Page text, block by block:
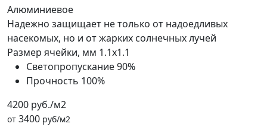
Алюминиевое
Надежно защищает не только от надоедливых
насекомых, но и от жарких солнечных лучей
Размер ячейки, мм 1.1x1.1
Светопропускание90%
Прочность 100%
4200 руб./м2
от 3400 руб/м2